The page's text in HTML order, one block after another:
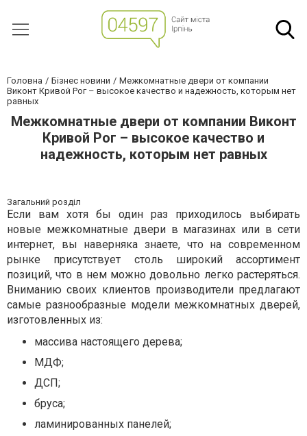
Головна Бізнес новини
Межкомнатные двери от компании
Виконт Кривой Рог – высокое качество и надежность, которым нет
равных
Межкомнатные двери от компании Виконт
Кривой Рог – высокое качество и
надежность, которым нет равных
Загальний розділ
Если вам хотя бы один раз приходилось выбирать
новые межкомнатные двери в магазинах или в сети
интернет, вы наверняка знаете, что на современном
рынке присутствует столь широкий ассортимент
позиций, что в нем можно довольно легко растеряться.
Вниманию своих клиентов производители предлагают
самые разнообразные модели межкомнатных дверей,
изготовленных из:
массива настоящего дерева;
МДФ;
ДСП;
бруса;
ламинированных панелей;